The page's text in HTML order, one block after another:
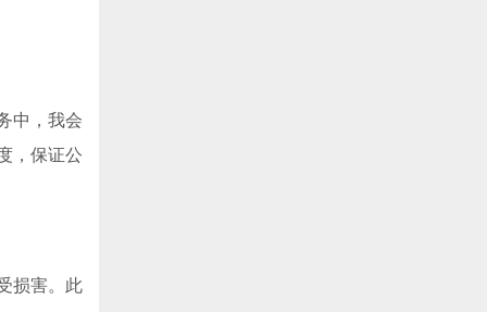
中，我会
，保证公
损害。此